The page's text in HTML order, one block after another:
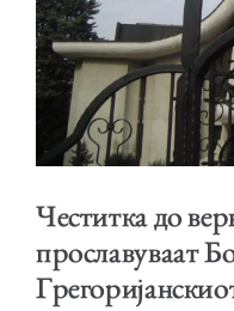
АКТИВНОСТИ
ОБРАЌАЊА
Честитка до
прославуваат